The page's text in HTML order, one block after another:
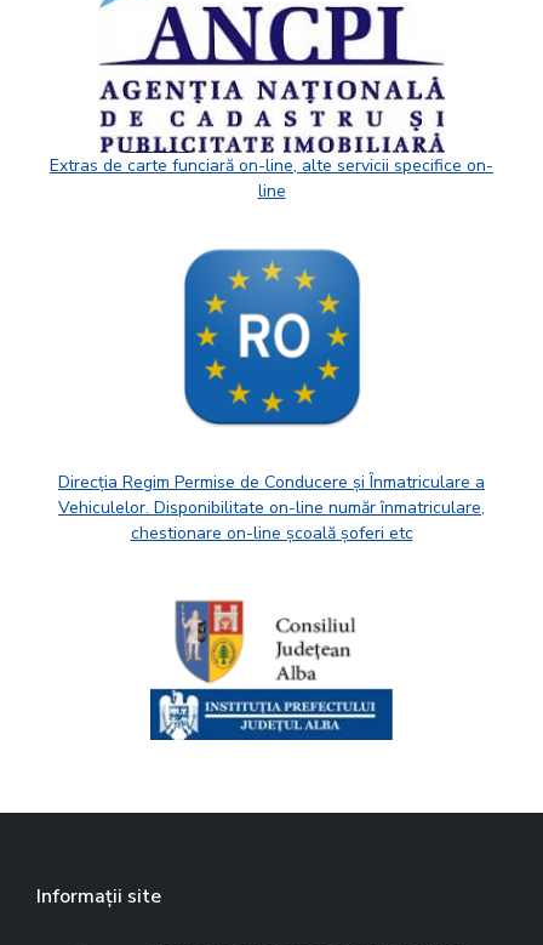
Extras de carte funciară on-line, alte servicii specifice on-
line
Direcția Regim Permise de Conducere și Înmatriculare a
Vehiculelor. Disponibilitate on-line număr înmatriculare,
chestionare on-line școală șoferi etc
Informații site